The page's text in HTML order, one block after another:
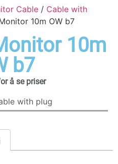
Cable / Cable with
10m OW b7
10m
b7
å se priser
with plug